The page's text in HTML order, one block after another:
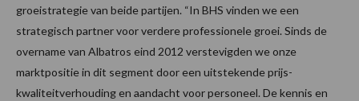
groeistrategie van beide partijen. “In BHS vinden we een
strategisch partner voor verdere professionele groei. Sinds de
overname van Albatros eind 2012 verstevigden we onze
marktpositie in dit segment door een uitstekende prijs-
kwaliteitverhouding en aandacht voor personeel. De kennis en